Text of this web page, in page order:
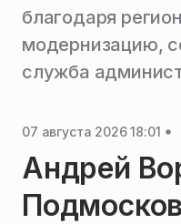
благодаря
модернизацию,
служба
07 августа 2026 18:01
Андрей